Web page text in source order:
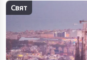
Свят